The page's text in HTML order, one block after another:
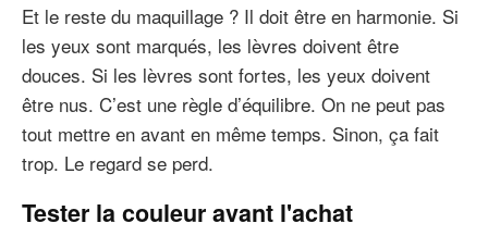
Et le reste du maquillage ? Il doit être en harmonie. Si
les yeux sont marqués, les lèvres doivent être
douces. Si les lèvres sont fortes, les yeux doivent
être nus. C’est une règle d’équilibre. On ne peut pas
tout mettre en avant en même temps. Sinon, ça fait
trop. Le regard se perd.
Tester la couleur avant l'achat